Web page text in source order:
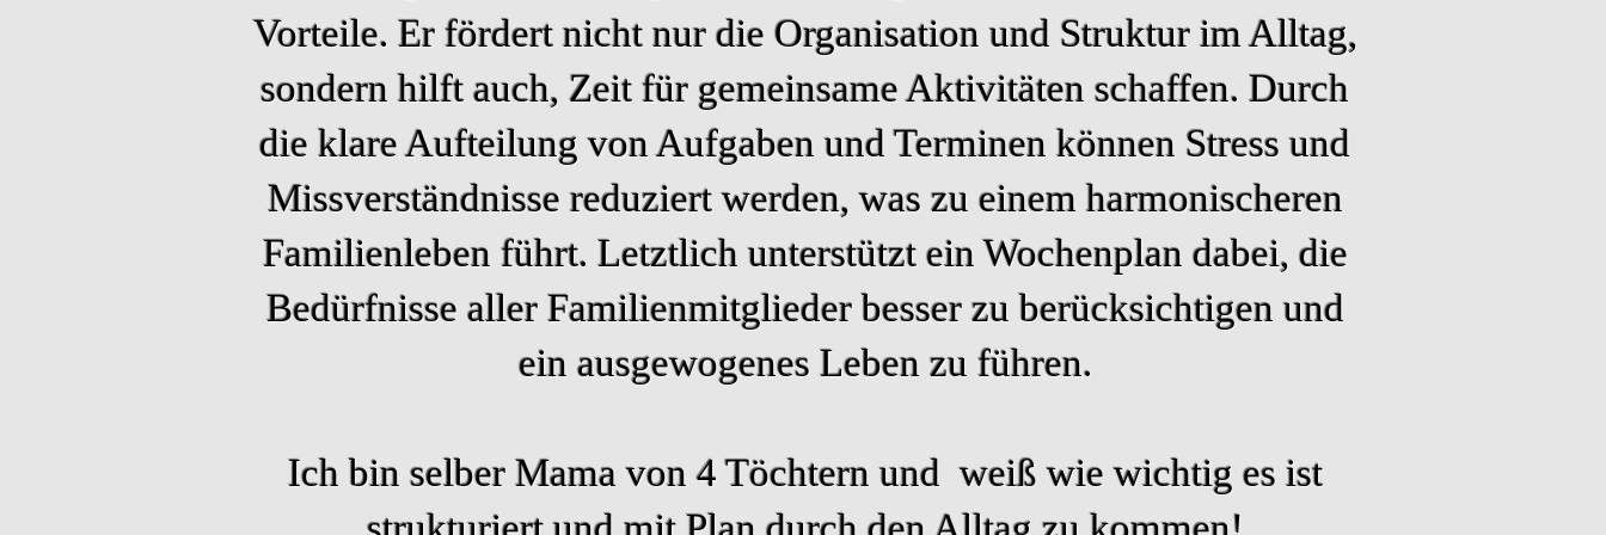
Vorteile. Er fördert nicht nur die Organisation und Struktur im Alltag,
sondern hilft auch, Zeit für gemeinsame Aktivitäten schaffen. Durch
die klare Aufteilung von Aufgaben und Terminen können Stress und
Missverständnisse reduziert werden, was zu einem harmonischeren
Familienleben führt. Letztlich unterstützt ein Wochenplan dabei, die
Bedürfnisse aller Familienmitglieder besser zu berücksichtigen und
ein ausgewogenes Leben zu führen.
Ich bin selber Mama von 4 Töchtern und weiß wie wichtig es ist